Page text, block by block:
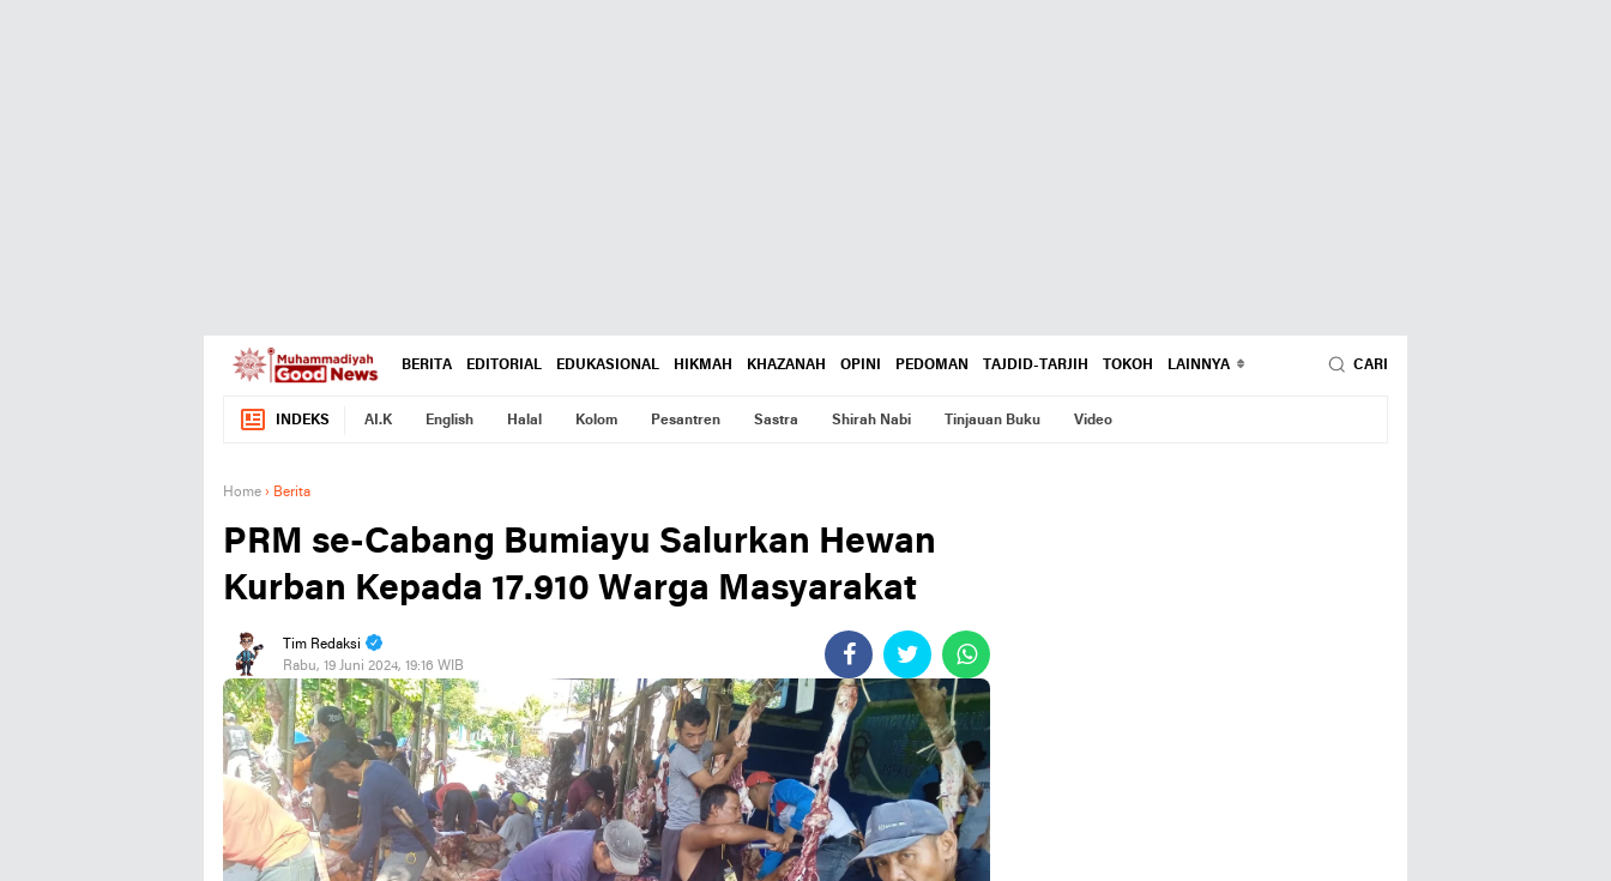
BERITA EDITORIAL EDUKASIONAL HIKMAH KHAZANAH OPINI PEDOMAN TAJDID-TARJIH TOKOH LAINNYA CARI
INDEKS AI.K English Halal Kolom Pesantren Sastra Shirah Nabi Tinjauan Buku Video
Home › Berita
PRM se-Cabang Bumiayu Salurkan Hewan
Kurban Kepada 17.910 Warga Masyarakat
Tim Redaksi
Rabu, 19 Juni 2024, 19:16 WIB